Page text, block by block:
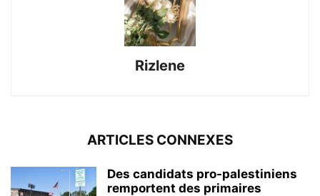
Rizlene
ARTICLES CONNEXES
Des candidats pro-palestiniens
remportent des primaires